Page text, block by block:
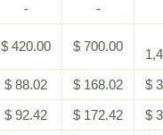
- -
$ 420.00 $ 700.00
$ 88.02 $ 168.02
$
$ 92.42 $ 172.42
$